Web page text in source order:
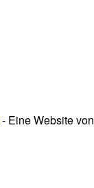
- Eine Website von